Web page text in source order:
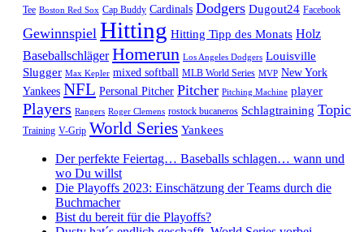
Tee Boston Red Sox Cap Buddy Cardinals Dodgers Dugout24 Facebook
Gewinnspiel Hitting Hitting Tipp des Monats Holz
Baseballschläger Homerun Los Angeles Dodgers Louisville
Slugger Max Kepler mixed softball MLB World Series MVP New York
Yankees NFL Personal Pitcher Pitcher Pitching Machine player
Players Rangers Roger Clemens rostock bucaneros Schlagtraining Topic
Training V-Grip World Series Yankees
Der perfekte Feiertag… Baseballs schlagen… wann und
wo Du willst
Die Playoffs 2023: Einschätzung der Teams durch die
Buchmacher
Bist du bereit für die Playoffs?